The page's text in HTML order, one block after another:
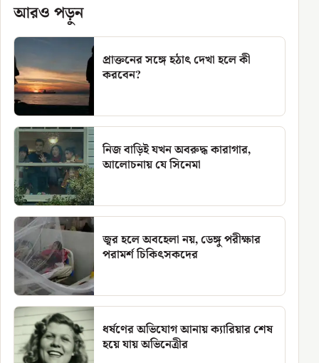
আরও পড়ুন
প্রাক্তনের সঙ্গে হঠাৎ দেখা হলে কী
করবেন?
নিজ বাড়িই যখন অবরুদ্ধ কারাগার,
আলোচনায় যে সিনেমা
জ্বর হলে অবহেলা নয়, ডেঙ্গু পরীক্ষার
পরামর্শ চিকিৎসকদের
ধর্ষণের অভিযোগ আনায় ক্যারিয়ার শেষ
হয়ে যায় অভিনেত্রীর